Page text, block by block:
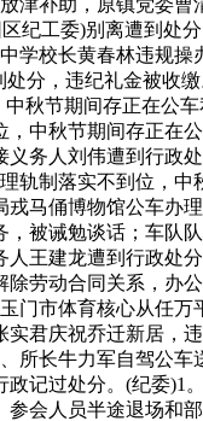
纪工委)别离遭到处
学校长黄春林违规
分，违纪礼金被收
秋节期间存正在公
中秋节期间存正在
务人刘伟遭到行政
轨制落实不到位，
马俑博物馆公车办
被诫勉谈话；车队
王建龙遭到行政处
劳动合同关系，办
门市体育核心从任
君庆祝乔迁新居，
所长牛力军自驾公
记过处分。(纪委
会人员半途退场和